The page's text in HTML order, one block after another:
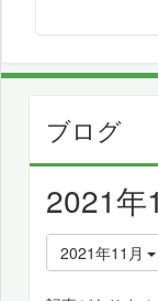
ブログ
2021年
2021年11月